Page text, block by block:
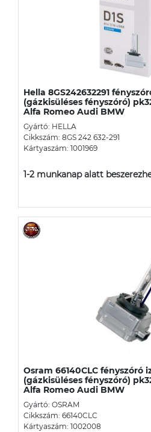
Hella 8GS242632291
(gázkisüléses fényszóró)
Alfa Romeo Audi BMW
Gyártó: HELLA
Cikkszám: 8GS 242 632-291
Kártyaszám: 1001969
1-2 munkanap alatt
Osram 66140CLC fényszóró
(gázkisüléses fényszóró)
Alfa Romeo Audi BMW
Gyártó: OSRAM
Cikkszám: 66140CLC
Kártyaszám: 1002008